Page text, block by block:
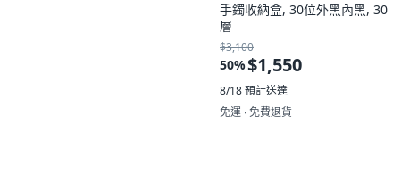
手鐲收納盒, 30位外黑內黑, 30
層
$3,100
50%$1,550
8/18預計送達
免運 ∙ 免費退貨